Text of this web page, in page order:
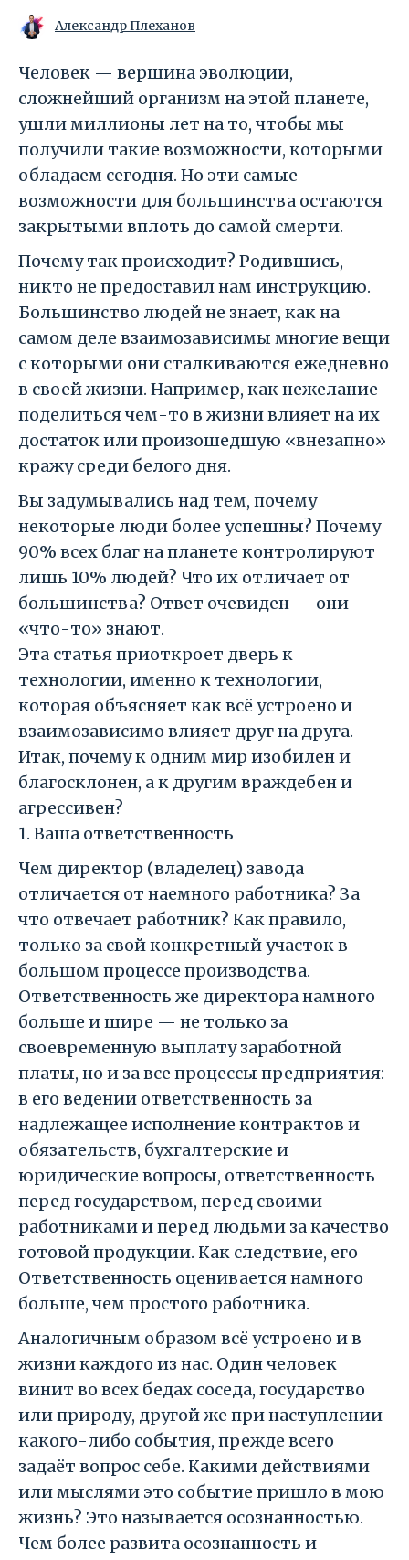
Александр Плеханов
Человек — вершина эволюции,
сложнейший организм на этой планете,
ушли миллионы лет на то, чтобы мы
получили такие возможности, которыми
обладаем сегодня. Но эти самые
возможности для большинства остаются
закрытыми вплоть до самой смерти.
Почему так происходит? Родившись,
никто не предоставил нам инструкцию.
Большинство людей не знает, как на
самом деле взаимозависимы многие вещи
с которыми они сталкиваются ежедневно
в своей жизни. Например, как нежелание
поделиться чем-то в жизни влияет на их
достаток или произошедшую «внезапно»
кражу среди белого дня.
Вы задумывались над тем, почему
некоторые люди более успешны? Почему
90% всех благ на планете контролируют
лишь 10% людей? Что их отличает от
большинства? Ответ очевиден — они
«что-то» знают.
Эта статья приоткроет дверь к
технологии, именно к технологии,
которая объясняет как всё устроено и
взаимозависимо влияет друг на друга.
Итак, почему к одним мир изобилен и
благосклонен, а к другим враждебен и
агрессивен?
1. Ваша ответственность
Чем директор (владелец) завода
отличается от наемного работника? За
что отвечает работник? Как правило,
только за свой конкретный участок в
большом процессе производства.
Ответственность же директора намного
больше и шире — не только за
своевременную выплату заработной
платы, но и за все процессы предприятия:
в его ведении ответственность за
надлежащее исполнение контрактов и
обязательств, бухгалтерские и
юридические вопросы, ответственность
перед государством, перед своими
работниками и перед людьми за качество
готовой продукции. Как следствие, его
Ответственность оценивается намного
больше, чем простого работника.
Аналогичным образом всё устроено и в
жизни каждого из нас. Один человек
винит во всех бедах соседа, государство
или природу, другой же при наступлении
какого-либо события, прежде всего
задаёт вопрос себе. Какими действиями
или мыслями это событие пришло в мою
жизнь? Это называется осознанностью.
Чем более развита осознанность и